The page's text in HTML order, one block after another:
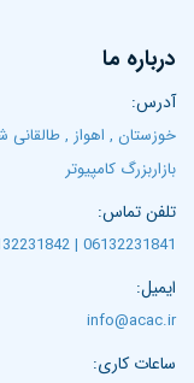
درباره ما
آدرس:
خوزستان , اهواز ,
بازاربزرگ کامپیوتر
تلفن تماس:
06132231841 | 06132231842 | 0613221366
ایمیل:
info@acac.ir
ساعات کاری: